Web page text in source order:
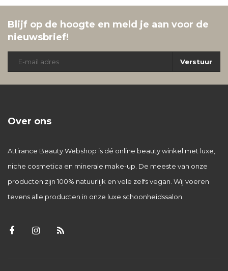
Blijf op de hoogte en meld je aan voor de
nieuwsbrief!
Verstuur
Over ons
Attirance Beauty Webshop is dé online beauty winkel met luxe,
niche cosmetica en minerale make-up. De meeste van onze
producten zijn 100% natuurlijk en vele zelfs vegan. Wij voeren
tevens alle producten in onze luxe schoonheidssalon.